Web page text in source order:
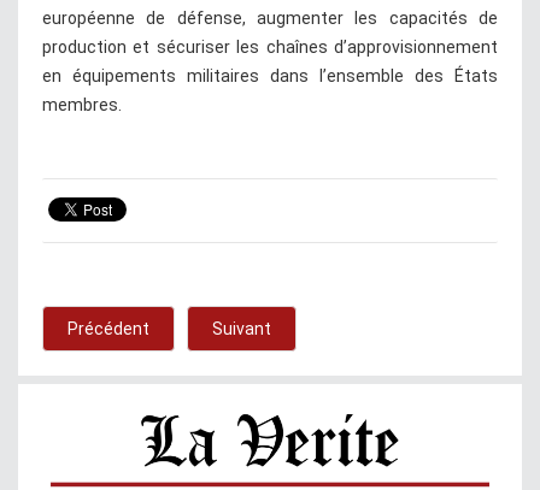
européenne de défense, augmenter les capacités de
production et sécuriser les chaînes d’approvisionnement
en équipements militaires dans l’ensemble des États
membres.
Précédent Suivant